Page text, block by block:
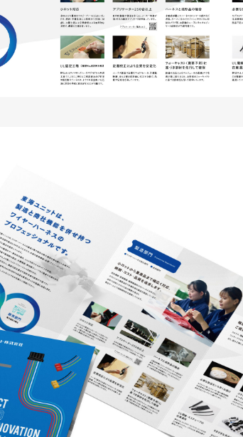
Web制作サポートシステム「ウェブサポ」 サービスサ
イトリニューアル
サービスサイト
#IT・Web・ソフトウェア・通信・テクノロジー
#HTML/CSSコーディング
#レスポンシブWebデザイン